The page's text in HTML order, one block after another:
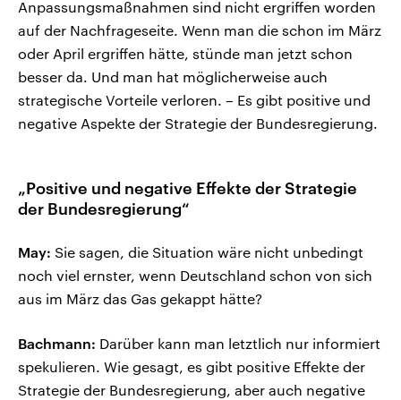
Anpassungsmaßnahmen sind nicht ergriffen worden
auf der Nachfrageseite. Wenn man die schon im März
oder April ergriffen hätte, stünde man jetzt schon
besser da. Und man hat möglicherweise auch
strategische Vorteile verloren. – Es gibt positive und
negative Aspekte der Strategie der Bundesregierung.
„Positive und negative Effekte der Strategie
der Bundesregierung“
May: Sie sagen, die Situation wäre nicht unbedingt
noch viel ernster, wenn Deutschland schon von sich
aus im März das Gas gekappt hätte?
Bachmann: Darüber kann man letztlich nur informiert
spekulieren. Wie gesagt, es gibt positive Effekte der
Strategie der Bundesregierung, aber auch negative